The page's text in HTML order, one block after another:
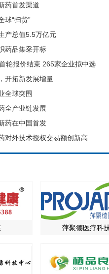
药首发渠道
球“扫货”
产总值5.5万亿元
药品集采开标
轮报价结束 265家企业拟中选
开拓新发展增量
全球突围
全产业链发展
药在中国首发
对外技术授权交易额创新高
萍聚德医疗科